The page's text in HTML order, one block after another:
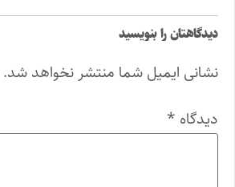
دیدگاهتان را بنویسید
نشانی ایمیل شما منتشر نخواهد شد.
دیدگاه *